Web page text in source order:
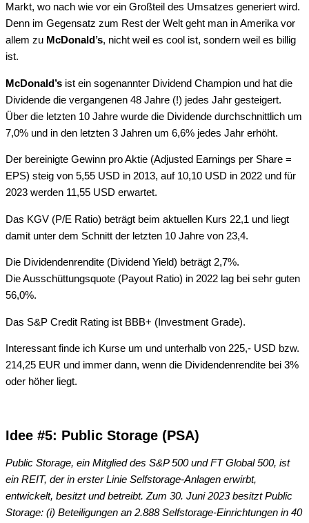
Markt, wo nach wie vor ein Großteil des Umsatzes generiert wird.
Denn im Gegensatz zum Rest der Welt geht man in Amerika vor
allem zu McDonald’s, nicht weil es cool ist, sondern weil es billig
ist.
McDonald’s ist ein sogenannter Dividend Champion und hat die
Dividende die vergangenen 48 Jahre (!) jedes Jahr gesteigert.
Über die letzten 10 Jahre wurde die Dividende durchschnittlich um
7,0% und in den letzten 3 Jahren um 6,6% jedes Jahr erhöht.
Der bereinigte Gewinn pro Aktie (Adjusted Earnings per Share =
EPS) steig von 5,55 USD in 2013, auf 10,10 USD in 2022 und für
2023 werden 11,55 USD erwartet.
Das KGV (P/E Ratio) beträgt beim aktuellen Kurs 22,1 und liegt
damit unter dem Schnitt der letzten 10 Jahre von 23,4.
Die Dividendenrendite (Dividend Yield) beträgt 2,7%.
Die Ausschüttungsquote (Payout Ratio) in 2022 lag bei sehr guten
56,0%.
Das S&P Credit Rating ist BBB+ (Investment Grade).
Interessant finde ich Kurse um und unterhalb von 225,- USD bzw.
214,25 EUR und immer dann, wenn die Dividendenrendite bei 3%
oder höher liegt.
Idee #5: Public Storage (PSA)
Public Storage, ein Mitglied des S&P 500 und FT Global 500, ist
ein REIT, der in erster Linie Selfstorage-Anlagen erwirbt,
entwickelt, besitzt und betreibt. Zum 30. Juni 2023 besitzt Public
Storage: (i) Beteiligungen an 2.888 Selfstorage-Einrichtungen in 40